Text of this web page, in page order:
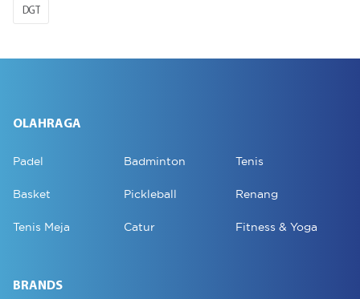
DGT
OLAHRAGA
Padel Badminton Tenis
Basket Pickleball Renang
Tenis Meja Catur Fitness & Yoga
BRANDS